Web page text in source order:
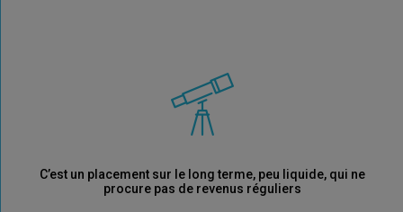
C’est un placement sur le long terme, peu liquide, qui ne
procure pas de revenus réguliers